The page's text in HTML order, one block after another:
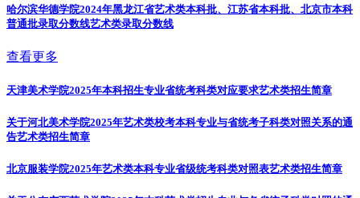
哈尔滨华德学院2024年黑龙江省艺术类本科批、江苏省本科批、北京市本科
普通批录取分数线艺术类录取分数线
查看更多
天津美术学院2025年本科招生专业省统考科类对应要求艺术类招生简章
关于河北美术学院2025年艺术类校考本科专业与省统考子科类对照关系的通
告艺术类招生简章
北京服装学院2025年艺术类本科专业省级统考科类对照表艺术类招生简章